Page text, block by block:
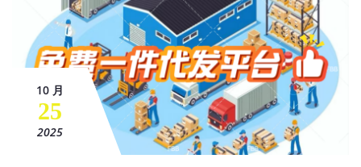
10 月
25
2025